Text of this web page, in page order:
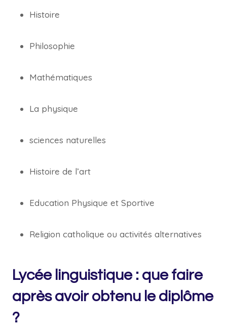
Histoire
Philosophie
Mathématiques
La physique
sciences naturelles
Histoire de l’art
Education Physique et Sportive
Religion catholique ou activités alternatives
Lycée linguistique : que faire
après avoir obtenu le diplôme
?